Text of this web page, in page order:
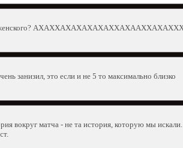
женского?
занизил, это если и не 5 то максимально близко
вокруг матча - не та история, которую мы